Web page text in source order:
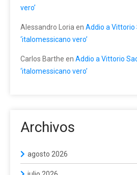
vero’
Alessandro Loria en Addio a Vittorio
‘italomessicano vero’
Carlos Barthe en Addio a Vittorio
‘italomessicano vero’
Archivos
agosto 2026